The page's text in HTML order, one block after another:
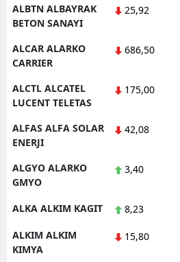
ALBTN ALBAYRAK
BETON SANAYI
25,92
ALCAR ALARKO
CARRIER
686,50
ALCTL ALCATEL
LUCENT TELETAS
175,00
ALFAS ALFA SOLAR
ENERJI
42,08
ALGYO ALARKO
GMYO
3,40
ALKA ALKIM KAGIT 8,23
ALKIM ALKIM
KIMYA
15,80